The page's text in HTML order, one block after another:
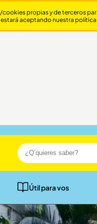
Útil para vos
propias y de terceros
aceptando nuestra